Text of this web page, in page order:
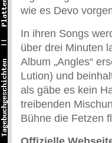
wie es Devo
In ihren Songs
über drei Minuten
Album „Angles“
Lution) und
als gäbe es kein
treibenden
Bühne die Fetzen